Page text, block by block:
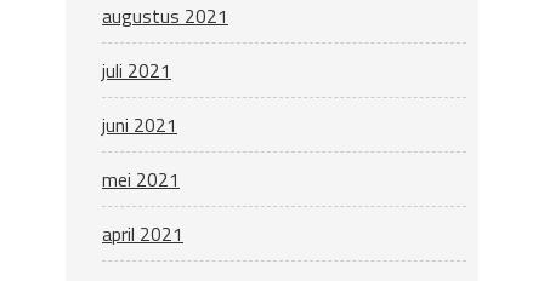
augustus 2021
juli 2021
juni 2021
mei 2021
april 2021